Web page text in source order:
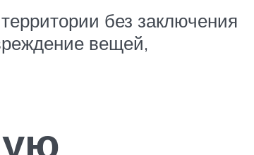
без заключения
вещей,